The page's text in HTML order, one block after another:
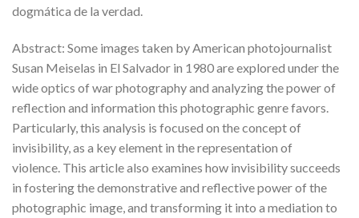
dogmática de la verdad.
Abstract: Some images taken by American photojournalist
Susan Meiselas in El Salvador in 1980 are explored under the
wide optics of war photography and analyzing the power of
reflection and information this photographic genre favors.
Particularly, this analysis is focused on the concept of
invisibility, as a key element in the representation of
violence. This article also examines how invisibility succeeds
in fostering the demonstrative and reflective power of the
photographic image, and transforming it into a mediation to